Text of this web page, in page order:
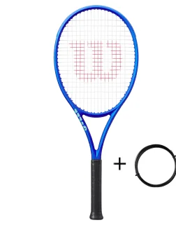
stránke
produktu.
150.00€.139.00€.